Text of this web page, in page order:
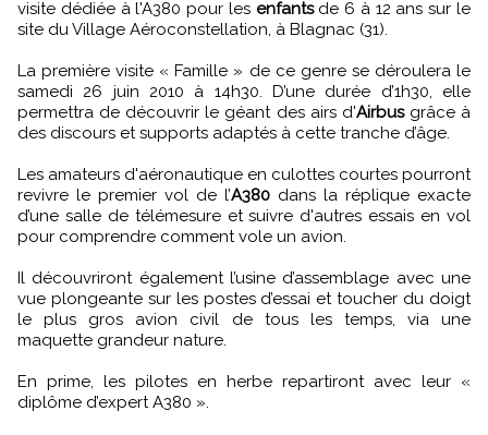
visite dédiée à l'A380 pour les enfants de 6 à 12 ans sur le
site du Village Aéroconstellation, à Blagnac (31).
La première visite « Famille » de ce genre se déroulera le
samedi 26 juin 2010 à 14h30. D’une durée d’1h30, elle
permettra de découvrir le géant des airs d'Airbusgrâce à
des discours et supports adaptés à cette tranche d’âge.
Les amateurs d'aéronautique en culottes courtes pourront
revivre le premier vol de l’A380 dans la réplique exacte
d’une salle de télémesure et suivre d'autres essais en vol
pour comprendre comment vole un avion.
Il découvriront également l’usine d’assemblage avec une
vue plongeante sur les postes d’essai et toucher du doigt
le plus gros avion civil de tous les temps, via une
maquette grandeur nature.
En prime, les pilotes en herbe repartiront avec leur «
diplôme d’expert A380 ».